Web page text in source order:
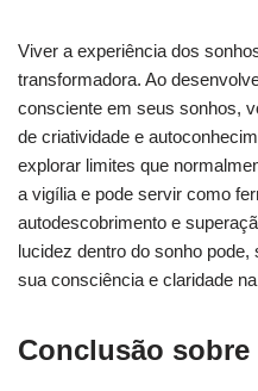
Viver a experiência dos
transformadora. Ao
consciente em seus sonhos,
de criatividade e
explorar limites que
a vigília e pode servir como
autodescobrimento e
lucidez dentro do sonho
sua consciência e claridade
Conclusão